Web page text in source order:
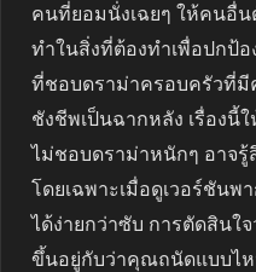
คนที่ยอมนั่งเฉยๆ ให้คนอื่
ทำในสิ่งที่ต้องทำเพื่อปกป้
ที่ชอบดราม่าครอบครัวที่มี
ชังชีพเป็นฉากหลัง เรื่อง
ไม่ชอบดราม่าหนักๆ อาจรู้
โดยเฉพาะเมื่อดูเวอร์ชัน
ได้ง่ายกว่าซับ การตัดสินใ
ขึ้นอยู่กับว่าคุณถนัดแบบไ